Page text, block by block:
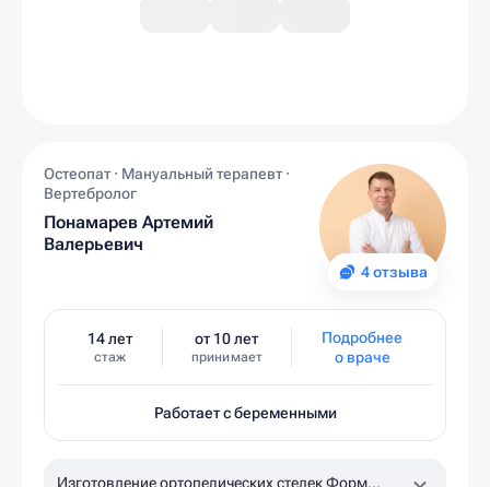
4 отзыва
Остеопат · Мануальный терапевт ·
Вертебролог
Понамарев Артемий
Валерьевич
14 лет
стаж
от 10 лет
принимает
Подробнее
о враче
Работает с беременными
Изготовление ортопедических стелек Форм